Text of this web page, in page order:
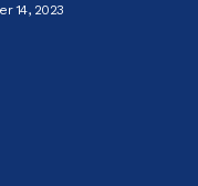
14, 2023